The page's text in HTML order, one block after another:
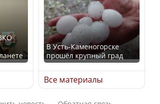
— о
президента США
Луну признали объектом
культурного наследия,
находящегося под
угрозой исчезновения
В Усть-Каменогорске
прошёл крупный град
Все материалы